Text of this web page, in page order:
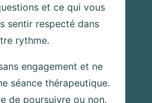
et ce qui vous
sentir respecté dans
rythme.
engagement et ne
séance thérapeutique.
de poursuivre ou non.